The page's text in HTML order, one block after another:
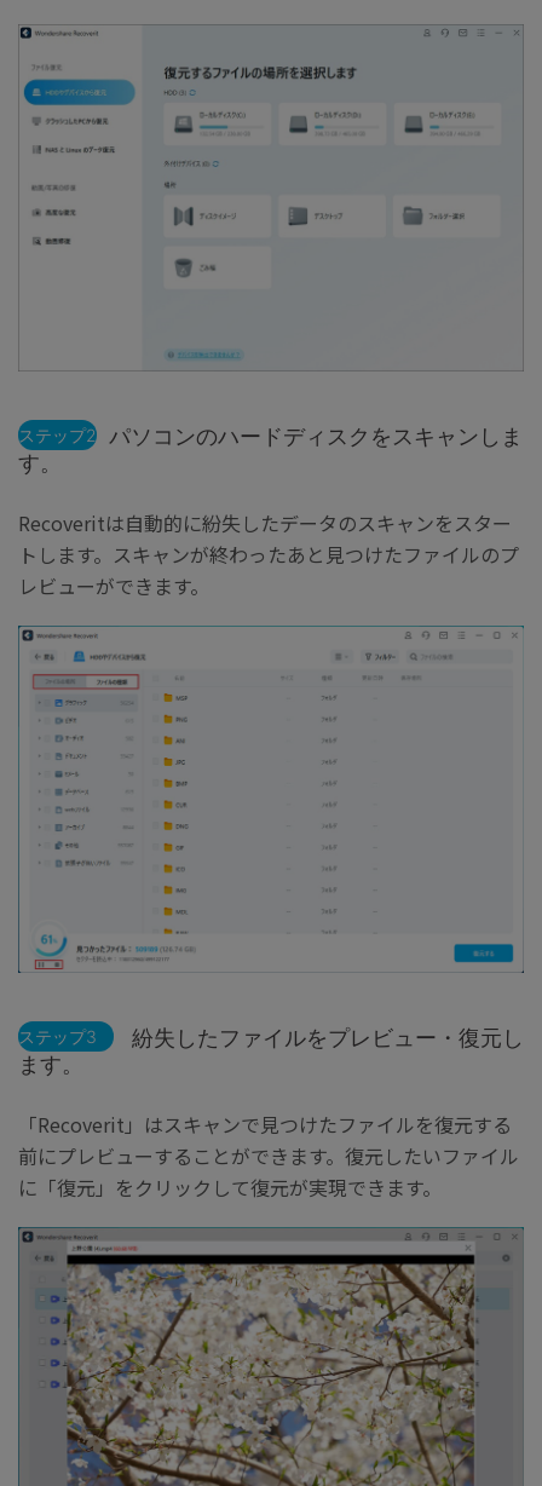
ステップ2 パソコンのハードディスクをスキャンしま
す。
Recoveritは自動的に紛失したデータのスキャンをスター
トします。スキャンが終わったあと見つけたファイルのプ
レビューができます。
ステップ3
紛失したファイルをプレビュー・復元し
ます。
「Recoverit」はスキャンで見つけたファイルを復元する
前にプレビューすることができます。復元したいファイル
に「復元」をクリックして復元が実現できます。